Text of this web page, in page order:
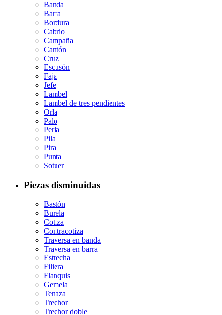
Banda
Barra
Bordura
Cabrio
Campaña
Cantón
Cruz
Escusón
Faja
Jefe
Lambel
Lambel de tres pendientes
Orla
Palo
Perla
Pila
Pira
Punta
Sotuer
Piezas disminuidas
Bastón
Burela
Cotiza
Contracotiza
Traversa en banda
Traversa en barra
Estrecha
Filiera
Flanquis
Gemela
Tenaza
Trechor
Trechor doble